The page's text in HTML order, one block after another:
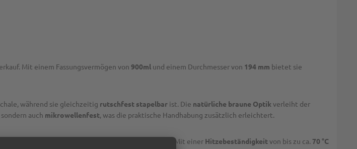
Mit einem Fassungsvermögen von 900ml und einem Durchmesser von 194 mm bietet sie
während sie gleichzeitig rutschfest stapelbar ist. Die natürliche braune Optik verleiht der
sondern auch mikrowellenfest, was die praktische Handhabung zusätzlich erleichtert.
Ersatz für Plastikbehälter und Aluschalen dar. Mit einer Hitzebeständigkeitvon bis zu ca. 70 °C